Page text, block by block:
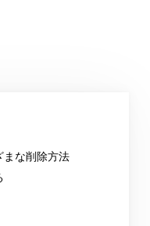
まな削除方法